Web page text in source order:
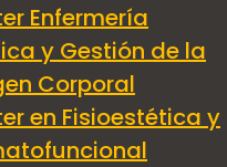
Enfermería
y Gestión de la
Corporal
en Fisioestética y